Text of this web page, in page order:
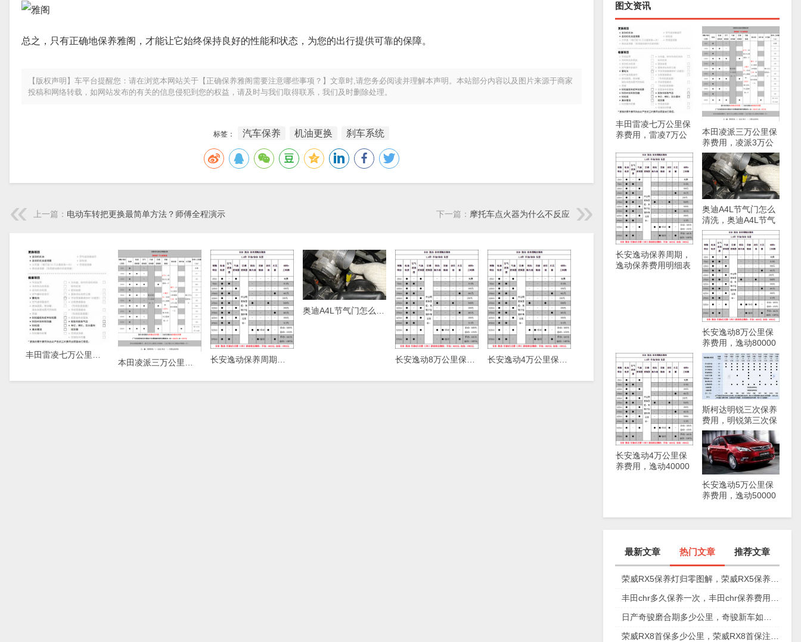
总之，只有正确地保养雅阁，才能让它始终保持良好的性能和状态，为您的出行提供可靠的保障。
【版权声明】车平台提醒您：请在浏览本网站关于【正确保养雅阁需要注意哪些事项？】文章时,请您务必阅读并理解本声明。本站部分内容以及图片来源于商家
投稿和网络转载，如网站发布的有关的信息侵犯到您的权益，请及时与我们取得联系，我们及时删除处理。
标签： 汽车保养 机油更换 刹车系统
上一篇： 电动车转把更换最简单方法？师傅全程演示 下一篇： 摩托车点火器为什么不反应
本田凌派三万公里保养费用，凌派3万公里保养项目
图文资讯
丰田雷凌七万公里保
养费用，雷凌7万公
本田凌派三万公里保
养费用，凌派3万公
里保养项目
长安逸动保养周期，
逸动保养费用明细表
奥迪A4L节气门怎么
清洗，奥迪A4L节气
门清洗方法
长安逸动8万公里保
养费用，逸动80000
公里保养项目
长安逸动4万公里保
养费用，逸动40000
斯柯达明锐三次保养
费用，明锐第三次保
养项目
长安逸动5万公里保
养费用，逸动50000
最新文章 热门文章 推荐文章
荣威RX5保养灯归零图解，荣威RX5保养复位视频
丰田chr多久保养一次，丰田chr保养费用多少
日产奇骏磨合期多少公里，奇骏新车如何磨合
荣威RX8首保多少公里，荣威RX8首保注意事项